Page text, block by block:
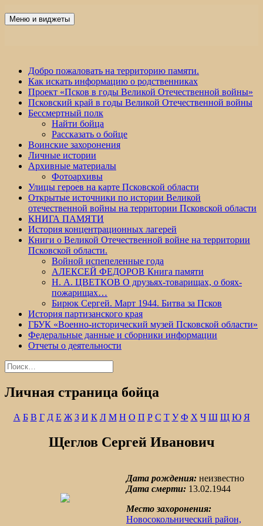
Победа 60
Меню и виджеты
Добро пожаловать на территорию памяти.
Как искать информацию о родственниках
Проект «Псков в годы Великой Отечественной войны»
Псковский край в годы Великой Отечественной войны
Бессмертный полк
Найти бойца
Рассказать о бойце
Воинские захоронения
Личные истории
Архивные материалы
Фотоархивы
Улицы героев на карте Псковской области
Открытые источники по истории Великой
отечественной войны на территории Псковской области
КНИГА ПАМЯТИ
История концентрационных лагерей
Книги о Великой Отечественной войне на территории
Псковской области.
Войной испепеленные года
АЛЕКСЕЙ ФЕДОРОВ Книга памяти
Н. А. ЦВЕТКОВ О друзьях-товарищах, о боях-
пожарищах…
Бирюк Сергей. Март 1944. Битва за Псков
История партизанского края
ГБУК «Военно-исторический музей Псковской области»
Федеральные данные и сборники информации
Отчеты о деятельности
Найти:
Личная страница бойца
А Б В Г Д Е Ж З И К Л М Н О П Р С Т У Ф Х Ч Ш Щ Ю Я
Щеглов Сергей Иванович
Дата рождения: неизвестно
Дата смерти: 13.02.1944
Место захоронения:
Новосокольнический район,